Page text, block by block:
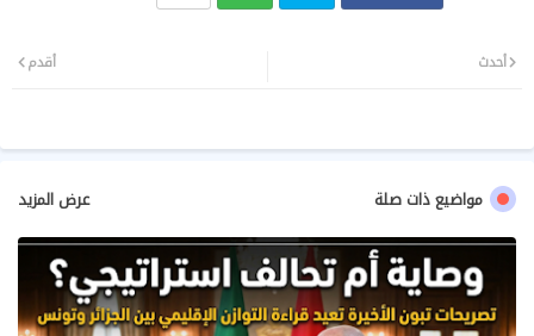
ب
أحدث أقدم
مواضيع ذات صلة عرض المزيد